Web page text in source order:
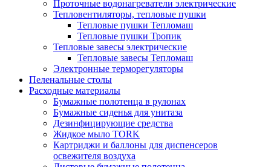
Проточные водонагреватели электрические
Тепловентиляторы, тепловые пушки
Тепловые пушки Тепломаш
Тепловые пушки Тропик
Тепловые завесы электрические
Тепловые завесы Тепломаш
Электронные терморегуляторы
Пеленальные столы
Расходные материалы
Бумажные полотенца в рулонах
Бумажные сиденья для унитаза
Дезинфицирующие средства
Жидкое мыло TORK
Картриджи и баллоны для диспенсеров
освежителя воздуха